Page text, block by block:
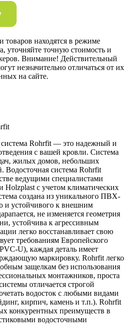
находятся в режиме
уточняйте точную стоимость и
Внимание! Действительный
незначительно отличаться от их
на сайте.
система Rohrfit — это надежный и
с вашей кровли. Система
жилых домов, небольших
Водосточная система Rohrfit
ведущими специалистами
с учетом климатических
создана из уникального ПВХ-
и устойчивого к внешним
не изменяется геометрия
устойчива к агрессивным
легко восстанавливает свою
требованиям Европейского
U), каждая деталь имеет
маркировку. Rohrfit легко
защелкам без использования
монтажников, проста
отличается строгой
водосток с любыми видами
кирпич, камень и т.п.). Rohrfit
конкурентных преимуществ в
водосточными